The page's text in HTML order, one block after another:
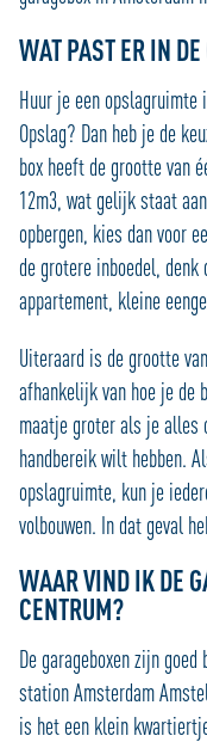
WAT PAST ER IN
Huur je een opslagruimte
Opslag? Dan heb je de
box heeft de grootte van
12m3, wat gelijk staat
opbergen, kies dan voor
de grotere inboedel,
appartement, kleine
Uiteraard is de grootte
afhankelijk van hoe je de
maatje groter als je
handbereik wilt hebben.
opslagruimte, kun je
volbouwen. In dat geval
WAAR VIND IK DE
CENTRUM?
De garageboxen zijn
station Amsterdam
is het een klein